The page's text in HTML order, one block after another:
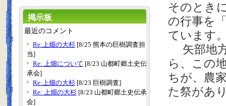
そのとき
の行事を
ています
矢部地方
ら、この
ちが、農
た祭があ
掲示板
最近のコメント
Re:上畑の大杉 [8/25 熊本の巨樹調査担
当]
Re: 上畑について [8/23 山都町郷土史伝
承会]
Re:上畑の大杉 [8/23 巨樹調査]
Re: 上畑の大杉 [8/23 山都町郷土史伝承
会]